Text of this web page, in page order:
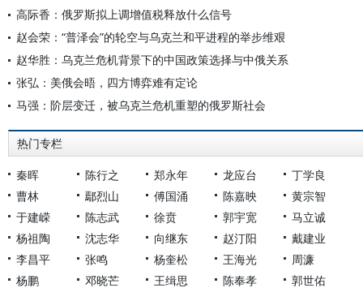
高际香：俄罗斯拟上调增值税释放什么信号
赵会荣：“普泽会”的轮空与乌克兰和平进程的举步维艰
赵华胜：乌克兰危机背景下的中国政策选择与中俄关系
张弘：美俄会晤，四方博弈难有定论
马强：阶层变迁，被乌克兰危机重塑的俄罗斯社会
热门专栏
秦晖 陈行之 郑永年 龙应台
丁学良
曹林
鄢烈山 傅国涌 陈嘉映
黄宗智
于建嵘
陈志武 徐贲 郭宇宽
马立诚
杨祖陶
沈志华 向继东 赵汀阳
戴建业
李昌平
张鸣 杨奎松 王海光
周濂
杨鹏
邓晓芒 王缉思 陈奉孝 郭世佑